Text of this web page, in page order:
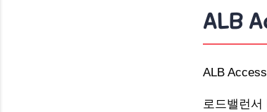
ALB
ALB
로드밸런서